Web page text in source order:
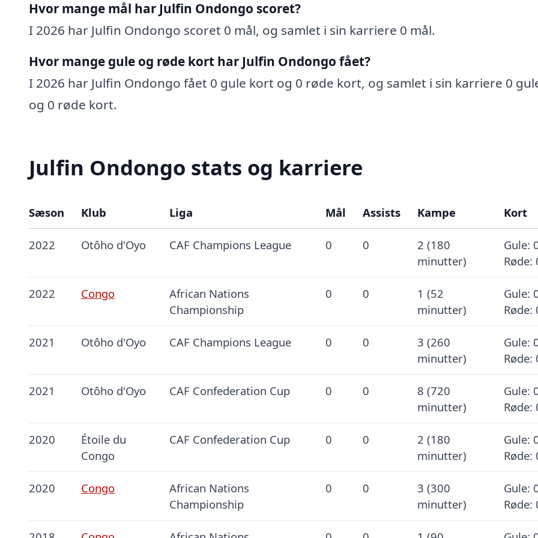
Hvor mange mål har Julfin Ondongo scoret?
I 2026 har Julfin Ondongo scoret 0 mål, og samlet i sin karriere 0 mål.
Hvor mange gule og røde kort har Julfin Ondongo fået?
I 2026 har Julfin Ondongo fået 0 gule kort og 0 røde kort, og samlet i sin karriere 0
og 0 røde kort.
Julfin Ondongo stats og karriere
Sæson Klub Liga Mål Assists Kampe Kort
2022 Otôho d'Oyo CAF Champions League 0 0
2 (180
minutter)
Gule:
Røde:
2022 Congo
African Nations
Championship
0 0
1 (52
minutter)
Gule:
Røde:
2021 Otôho d'Oyo CAF Champions League 0 0
3 (260
minutter)
Gule:
Røde:
2021 Otôho d'Oyo CAF Confederation Cup 0 0
8 (720
minutter)
Gule:
Røde:
2020
Étoile du
Congo
CAF Confederation Cup 0 0
2 (180
minutter)
Gule:
Røde:
2020 Congo
African Nations
Championship
0 0
3 (300
minutter)
Gule:
Røde: